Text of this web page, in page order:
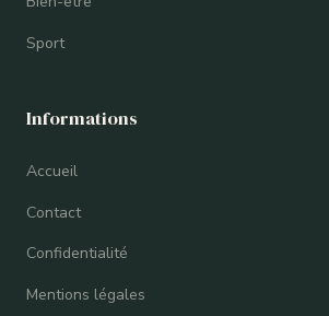
Sport
Informations
Accueil
Contact
Confidentialité
Mentions légales